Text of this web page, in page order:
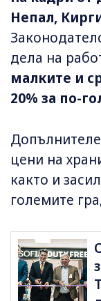
Непал,
дела на
малките и
20% за по-
цени на
както и
големите